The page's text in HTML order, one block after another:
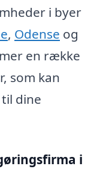
i byer
, Odense og
en række
som kan
dine
i